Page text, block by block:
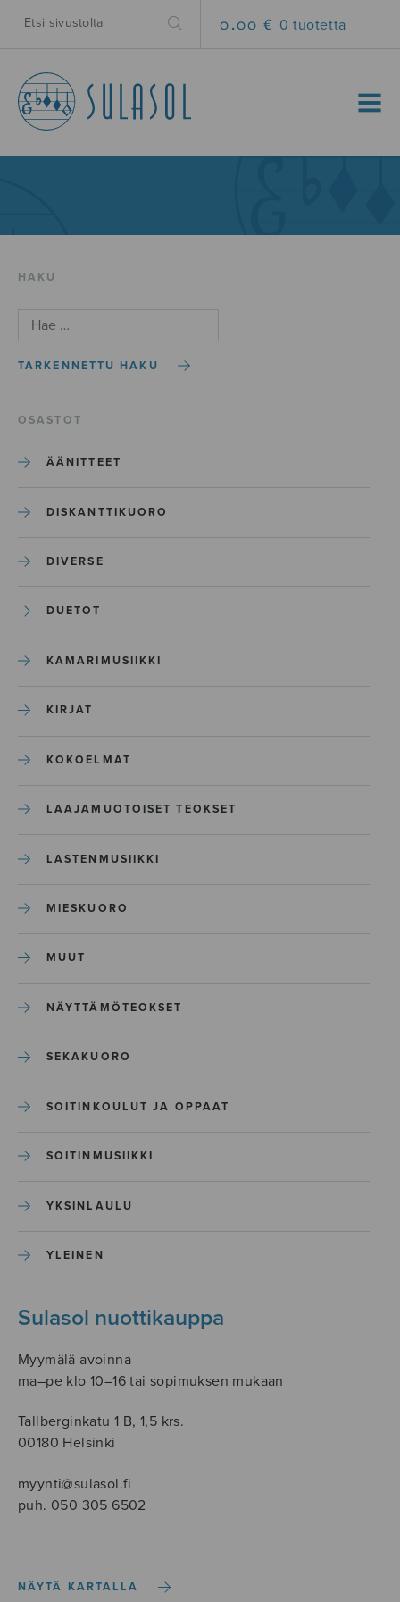
0.00 € 0 tuotetta
MENU
HAKU
TARKENNETTU HAKU
OSASTOT
ÄÄNITTEET
DISKANTTIKUORO
DIVERSE
DUETOT
KAMARIMUSIIKKI
KIRJAT
KOKOELMAT
LAAJAMUOTOISET TEOKSET
LASTENMUSIIKKI
MIESKUORO
MUUT
NÄYTTÄMÖTEOKSET
SEKAKUORO
SOITINKOULUT JA OPPAAT
SOITINMUSIIKKI
YKSINLAULU
YLEINEN
Sulasol nuottikauppa
Myymälä avoinna
ma–pe klo 10–16 tai sopimuksen mukaan
Tallberginkatu 1 B, 1,5 krs.
00180 Helsinki
myynti@sulasol.fi
puh. 050 305 6502
NÄYTÄ KARTALLA